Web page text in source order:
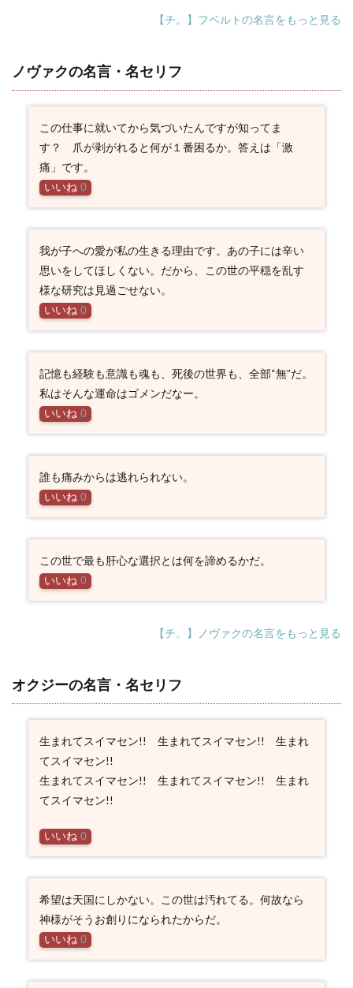
【チ。】フベルトの名言をもっと見る
ノヴァクの名言・名セリフ
この仕事に就いてから気づいたんですが知ってま
す？ 爪が剥がれると何が１番困るか。答えは「激
痛」です。
いいね 0
我が子への愛が私の生きる理由です。あの子には辛い
思いをしてほしくない。だから、この世の平穏を乱す
様な研究は見過ごせない。
いいね 0
記憶も経験も意識も魂も、死後の世界も、全部“無”だ。
私はそんな運命はゴメンだなー。
いいね 0
誰も痛みからは逃れられない。
いいね 0
この世で最も肝心な選択とは何を諦めるかだ。
いいね 0
【チ。】ノヴァクの名言をもっと見る
オクジーの名言・名セリフ
生まれてスイマセン!! 生まれてスイマセン!! 生まれ
てスイマセン!!
生まれてスイマセン!! 生まれてスイマセン!! 生まれ
てスイマセン!!
いいね 0
希望は天国にしかない。この世は汚れてる。何故なら
神様がそうお創りになられたからだ。
いいね 0